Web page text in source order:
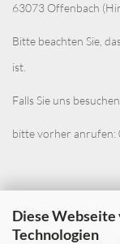
Diese Webseite
Technologien
63073 Offenbach
Bitte beachten Sie,
ist.
Falls Sie uns
bitte vorher
Zahlung-Versand